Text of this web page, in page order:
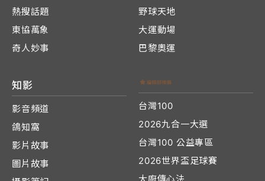
熱搜話題
東協萬象
奇人妙事
野球天地
大運動場
巴黎奧運
知影
影音頻道
鴿知窩
影片故事
圖片故事
台灣100
2026九合一大選
台灣100 公益專區
2026世界盃足球賽